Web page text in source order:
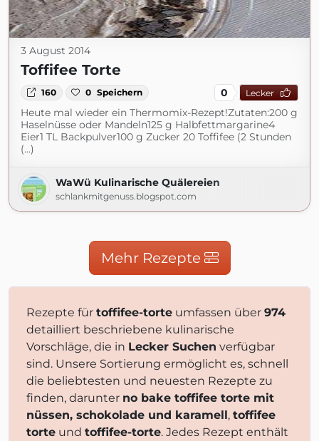
3 August 2014
Toffifee Torte
160 0 Speichern 0 Lecker
Heute mal wieder ein Thermomix-Rezept!Zutaten:200 g
Haselnüsse oder Mandeln125 g Halbfettmargarine4
Eier1 TL Backpulver100 g Zucker 20 Toffifee (2 Stunden
(...)
WaWü Kulinarische Quälereien
schlankmitgenuss.blogspot.com
Mehr Rezepte
Rezepte für toffifee-torte umfassen über 974
detailliert beschriebene kulinarische
Vorschläge, die in Lecker Suchen verfügbar
sind. Unsere Sortierung ermöglicht es, schnell
die beliebtesten und neuesten Rezepte zu
finden, darunter no bake toffifee torte mit
nüssen, schokolade und karamell, toffifee
torte und toffifee-torte. Jedes Rezept enthält